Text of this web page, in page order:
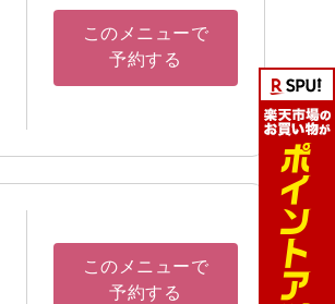
このメニューで
予約する
このメニューで
予約する